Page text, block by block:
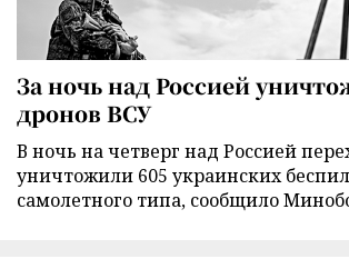
За ночь над Россией
дронов ВСУ
В ночь на четверг над Россией
уничтожили 605 украинских
самолетного типа, сообщило